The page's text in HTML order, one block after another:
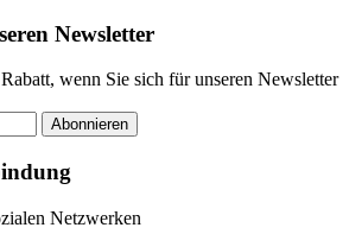
Newsletter
wenn Sie sich für unseren Newsletter
Abonnieren
Netzwerken